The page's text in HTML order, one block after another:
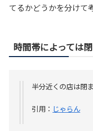
てるかどうかを分けて
時間帯によっては
半分近くの店は閉
引用： じゃらん